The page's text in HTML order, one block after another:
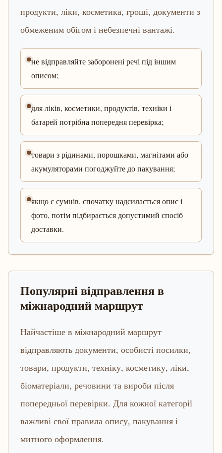
продукти, ліки, косметика, гроші, документи з
обмеженим обігом і небезпечні вантажі.
не відправляйте заборонені речі під іншим
описом;
для ліків, косметики, продуктів, техніки і
батарей потрібна попередня перевірка;
товари з рідинами, порошками, магнітами або
акумуляторами погоджуйте до пакування;
якщо є сумнів, спочатку надсилається опис і
фото, потім підбирається допустимий спосіб
доставки.
Популярні відправлення в
міжнародний маршрут
Найчастіше в міжнародний маршрут
відправляють документи, особисті посилки,
товари, продукти, техніку, косметику, ліки,
біоматеріали, речовини та вироби після
попередньої перевірки. Для кожної категорії
важливі свої правила опису, пакування і
митного оформлення.